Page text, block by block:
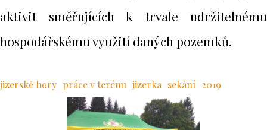
aktivit směřujících k trvale udržitelnému
hospodářskému využití daných pozemků.
jizerské hory práce v terénu jizerka sekání 2019